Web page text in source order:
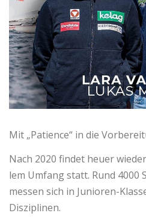
Mit „Patience“ in die
Nach 2020 fin­det heuer
lem Um­fang statt. Rund 4000
mes­sen sich in Ju­nio­ren-
Dis­zi­pli­nen.